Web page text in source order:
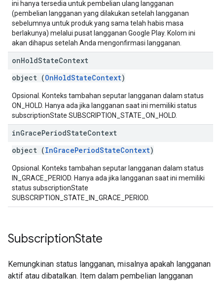
ini hanya tersedia untuk pembelian ulang langganan
(pembelian langganan yang dilakukan setelah langganan
sebelumnya untuk produk yang sama telah habis masa
berlakunya) melalui pusat langganan Google Play. Kolom ini
akan dihapus setelah Anda mengonfirmasi langganan.
onHoldStateContext
object (OnHoldStateContext)
Opsional. Konteks tambahan seputar langganan dalam status
ON_HOLD. Hanya ada jika langganan saat ini memiliki status
subscriptionState SUBSCRIPTION_STATE_ON_HOLD.
inGracePeriodStateContext
object (InGracePeriodStateContext)
Opsional. Konteks tambahan seputar langganan dalam status
IN_GRACE_PERIOD. Hanya ada jika langganan saat ini memiliki
status subscriptionState
SUBSCRIPTION_STATE_IN_GRACE_PERIOD.
SubscriptionState
Kemungkinan status langganan, misalnya apakah langganan
aktif atau dibatalkan. Item dalam pembelian langganan